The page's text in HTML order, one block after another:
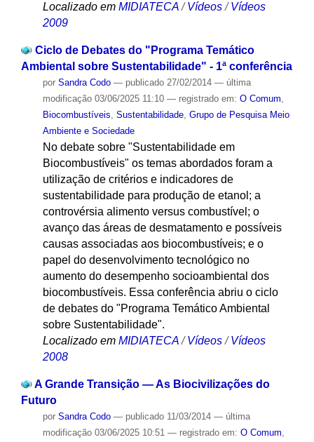
Localizado em MIDIATECA / Vídeos / Vídeos
2009
Ciclo de Debates do "Programa Temático
Ambiental sobre Sustentabilidade" - 1ª conferência
por Sandra Codo — publicado27/02/2014 — última
modificação03/06/2025 11:10 — registrado em: O Comum,
Biocombustíveis, Sustentabilidade, Grupo de Pesquisa Meio
Ambiente e Sociedade
No debate sobre "Sustentabilidade em
Biocombustíveis" os temas abordados foram a
utilização de critérios e indicadores de
sustentabilidade para produção de etanol; a
controvérsia alimento versus combustível; o
avanço das áreas de desmatamento e possíveis
causas associadas aos biocombustíveis; e o
papel do desenvolvimento tecnológico no
aumento do desempenho socioambiental dos
biocombustíveis. Essa conferência abriu o ciclo
de debates do "Programa Temático Ambiental
sobre Sustentabilidade".
Localizado em MIDIATECA /Vídeos /Vídeos
2008
A Grande Transição — As Biocivilizações do
Futuro
por Sandra Codo — publicado11/03/2014 — última
modificação03/06/2025 10:51 — registrado em: O Comum